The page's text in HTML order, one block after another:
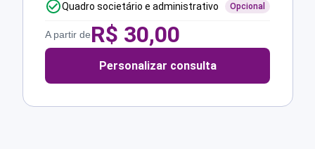
Quadro societário e administrativo Opcional
A partir deR$ 30,00
Personalizar consulta